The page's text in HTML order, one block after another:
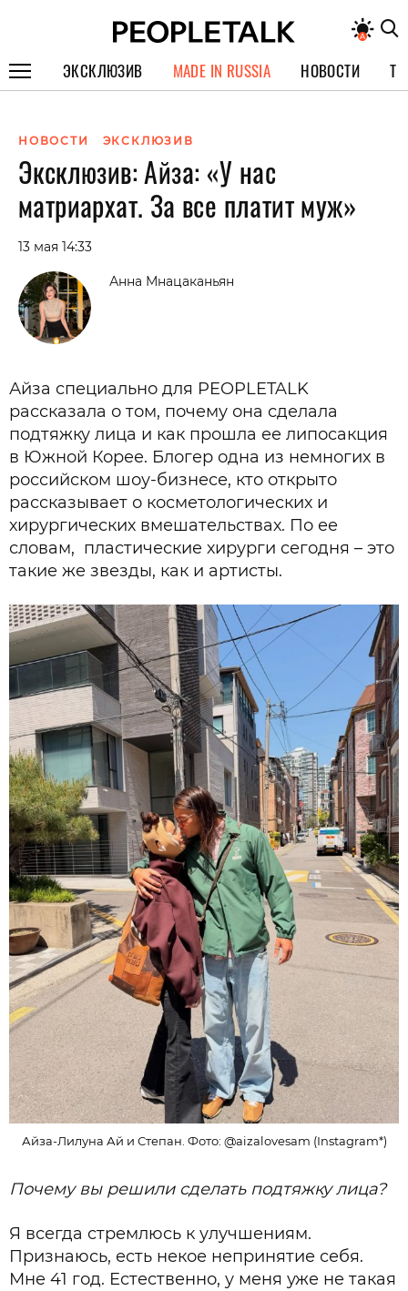
ЭКСКЛЮЗИВ
СПЕЦПРОЕКТЫ
ИНТЕРВЬЮ
ПОКОЛЕНИЕ
MADE IN RUSSIA НОВОСТИ
НОВОСТИ ЭКСКЛЮЗИВ
Эксклюзив: Айза: «У нас
матриархат. За все платит муж»
13 мая 14:33
Анна Мнацаканьян
Айза специально для PEOPLETALK
рассказала о том, почему она сделала
подтяжку лица и как прошла ее липосакция
в Южной Корее. Блогер одна из немногих в
российском шоу-бизнесе, кто открыто
рассказывает о косметологических и
хирургических вмешательствах. По ее
словам, пластические хирурги сегодня – это
такие же звезды, как и артисты.
Айза-Лилуна Ай и Степан. Фото: @aizalovesam (Instagram*)
Почему вы решили сделать подтяжку лица?
Я всегда стремлюсь к улучшениям.
Признаюсь, есть некое непринятие себя.
Мне 41 год. Естественно, у меня уже не такая